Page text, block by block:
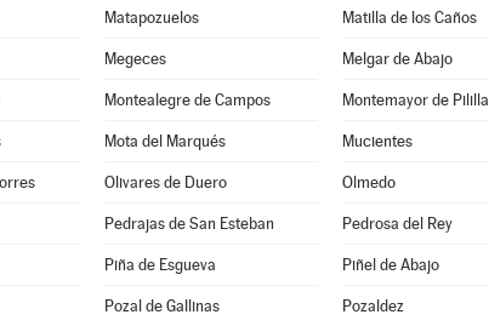
Matapozuelos Matilla de los Caños
Megeces Melgar de Abajo
Montealegre de Campos Montemayor de Pililla
Mota del Marqués Mucientes
Olivares de Duero Olmedo
Pedrajas de San Esteban Pedrosa del Rey
Piña de Esgueva Piñel de Abajo
Pozal de Gallinas Pozaldez